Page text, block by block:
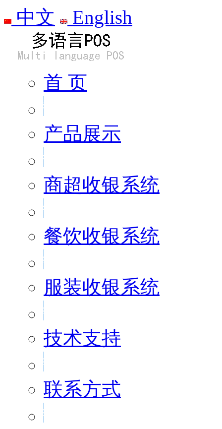
中文 English
首 页
产品展示
商超收银系统
餐饮收银系统
服装收银系统
技术支持
联系方式